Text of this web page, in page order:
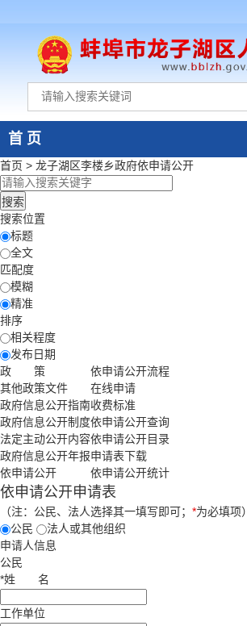
首 页
首页 > 龙子湖区李楼乡政府依申请公开
搜索位置
标题
全文
匹配度
模糊
精准
排序
相关程度
发布日期
政 策
其他政策文件
政府信息公开指南
政府信息公开制度
法定主动公开内容
政府信息公开年报
依申请公开
依申请公开流程
在线申请
收费标准
依申请公开查询
依申请公开目录
申请表下载
依申请公开统计
依申请公开申请表
（注：公民、法人选择其一填写即可； *为必填项）
公民
法人或其他组织
申请人信息
公民
*姓 名
工作单位